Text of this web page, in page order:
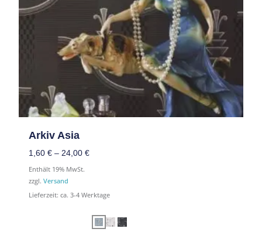
Arkiv Asia
1,60 € – 24,00 €
Enthält 19% MwSt.
zzgl. Versand
Lieferzeit: ca. 3-4 Werktage